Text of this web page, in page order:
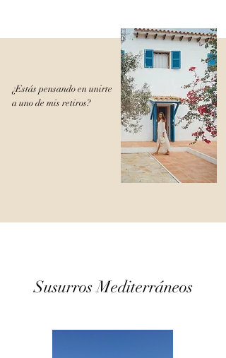
¿Estás pensando en unirte
a uno de mis retiros?
Susurros Mediterráneos